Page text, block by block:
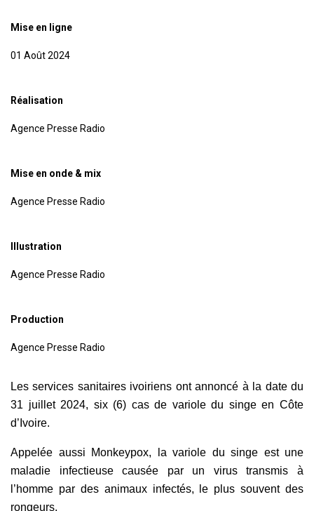
Mise en ligne
01 Août 2024
Réalisation
Agence Presse Radio
Mise en onde & mix
Agence Presse Radio
Illustration
Agence Presse Radio
Production
Agence Presse Radio
Les services sanitaires ivoiriens ont annoncé à la date du
31 juillet 2024, six (6) cas de variole du singe en Côte
d’Ivoire.
Appelée aussi Monkeypox, la variole du singe est une
maladie infectieuse causée par un virus transmis à
l’homme par des animaux infectés, le plus souvent des
rongeurs.